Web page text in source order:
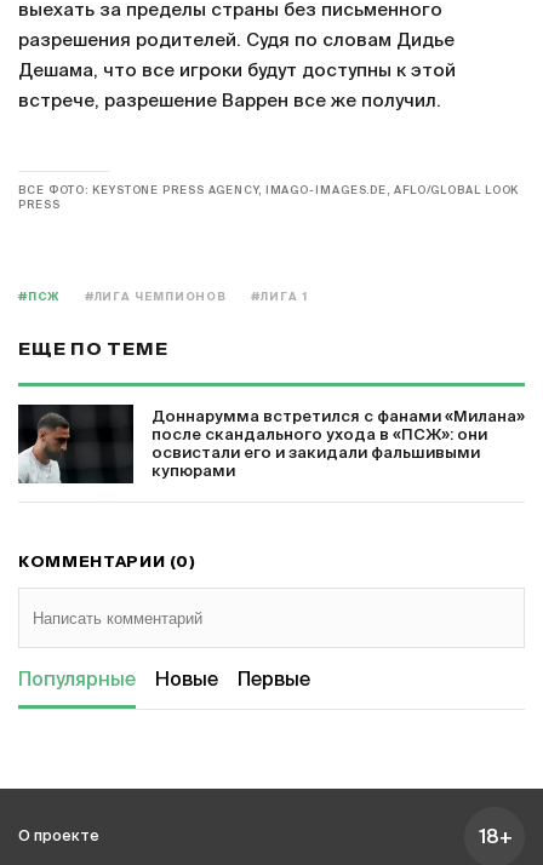
выехать за пределы страны без письменного
разрешения родителей. Судя по словам Дидье
Дешама, что все игроки будут доступны к этой
встрече, разрешение Варрен все же получил.
ВСЕ ФОТО: KEYSTONE PRESS AGENCY, IMAGO-IMAGES.DE, AFLO/GLOBAL LOOK
PRESS
#ПСЖ #ЛИГА ЧЕМПИОНОВ #ЛИГА 1
ЕЩЕ ПО ТЕМЕ
Доннарумма встретился с фанами «Милана»
после скандального ухода в «ПСЖ»: они
освистали его и закидали фальшивыми
купюрами
КОММЕНТАРИИ (0)
Популярные Новые Первые
О проекте 18+